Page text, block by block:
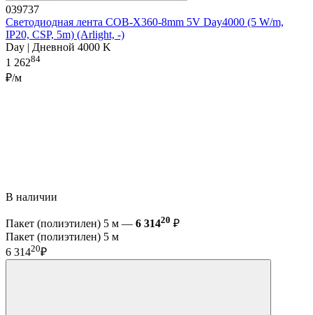
039737
Светодиодная лента COB-X360-8mm 5V Day4000 (5 W/m,
IP20, CSP, 5m) (Arlight, -)
Day | Дневной 4000 K
1 26284
₽/м
В наличии
Пакет (полиэтилен) 5 м — 6 31420 ₽
Пакет (полиэтилен) 5 м
6 31420₽